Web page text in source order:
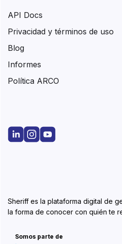
Sheriff es la plataforma digital de
la forma de conocer con quién te
Somos parte de
API Docs
Privacidad y términos de uso
Blog
Informes
Política ARCO